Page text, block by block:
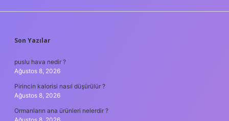
SIDEBAR
Son Yazılar
puslu hava nedir ?
Ağustos 8, 2026
Pirincin kalorisi nasıl düşürülür ?
Ağustos 8, 2026
Ormanların ana ürünleri nelerdir ?